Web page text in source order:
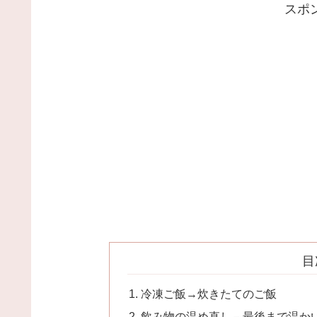
スポ
冷凍ご飯→炊きたてのご飯